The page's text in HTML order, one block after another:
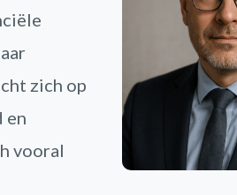
zich op
en
vooral